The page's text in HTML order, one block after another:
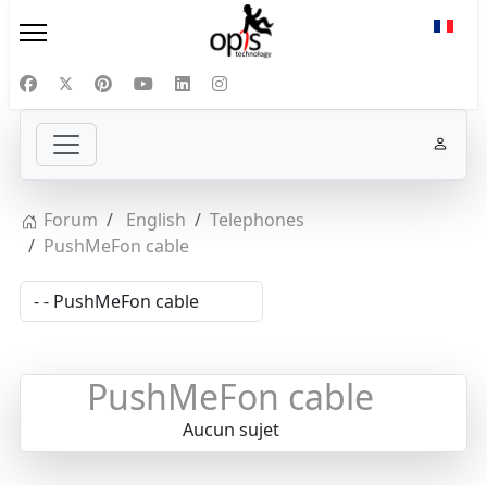
Forum English
Telephones
PushMeFon cable
PushMeFon cable
Aucun sujet